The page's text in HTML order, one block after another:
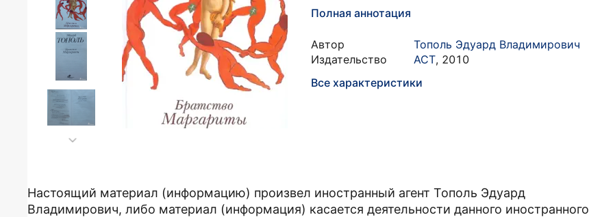
Полная аннотация
Автор
Тополь Эдуард Владимирович
Издательство
АСТ, 2010
Все характеристики
Настоящий материал (информацию) произвел иностранный агент Тополь Эдуард
Владимирович, либо материал (информация) касается деятельности данного иностранного